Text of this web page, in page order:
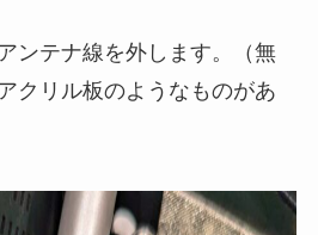
ンテナ線を外します。（無
クリル板のようなものがあ